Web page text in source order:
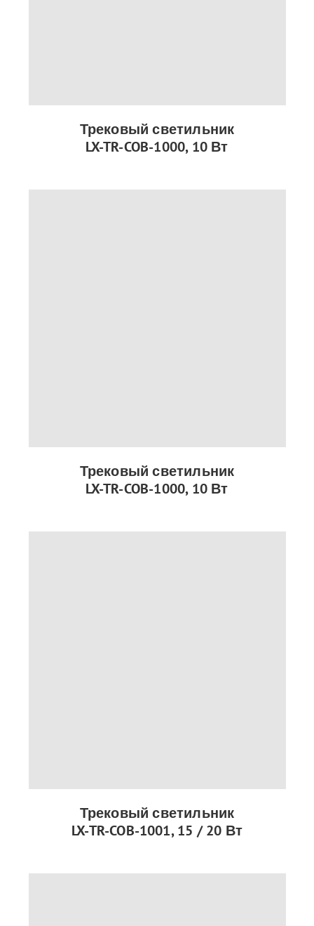
Трековый светильник
LX-TR-COB-1000, 10 Вт
Трековый светильник
LX-TR-COB-1000, 10 Вт
Трековый светильник
LX-TR-COB-1001, 15 / 20 Вт